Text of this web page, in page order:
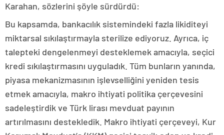
Karahan, sözlerini şöyle sürdürdü:
Bu kapsamda, bankacılık sistemindeki fazla likiditeyi
miktarsal sıkılaştırmayla sterilize ediyoruz. Ayrıca, iç
talepteki dengelenmeyi desteklemek amacıyla, seçici
kredi sıkılaştırmasını uyguladık. Tüm bunların yanında,
piyasa mekanizmasının işlevselliğini yeniden tesis
etmek amacıyla, makro ihtiyati politika çerçevesini
sadeleştirdik ve Türk lirası mevduat payının
artırılmasını destekledik. Makro ihtiyati çerçeveyi, Kur